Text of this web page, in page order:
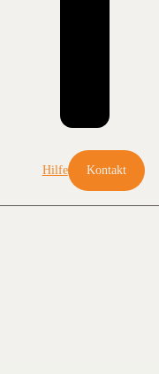
Hilfe Kontakt